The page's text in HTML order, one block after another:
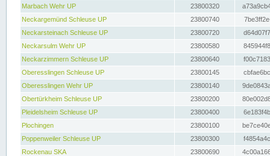
Marbach Wehr UP
23800320
Neckargemünd Schleuse UP
23800740
Neckarsteinach Schleuse UP
23800720
Neckarsulm Wehr UP
23800580
Neckarzimmern Schleuse UP
23800640
Oberesslingen Schleuse UP
23800145
Oberesslingen Wehr UP
23800140
Obertürkheim Schleuse UP
23800200
Pleidelsheim Schleuse UP
23800400
Plochingen
23800100
Poppenweiler Schleuse UP
23800300
Rockenau SKA
23800690